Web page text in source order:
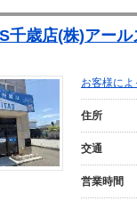
千歳店(株)アー
お客様に
住所
交通
営業時間